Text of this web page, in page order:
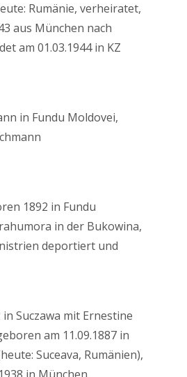
Rumänie, verheiratet,
aus München nach
am 01.03.1944 in KZ
in Fundu Moldovei,
1892 in Fundu
in der Bukowina,
deportiert und
Suczawa mit Ernestine
am 11.09.1887 in
Suceava, Rumänien),